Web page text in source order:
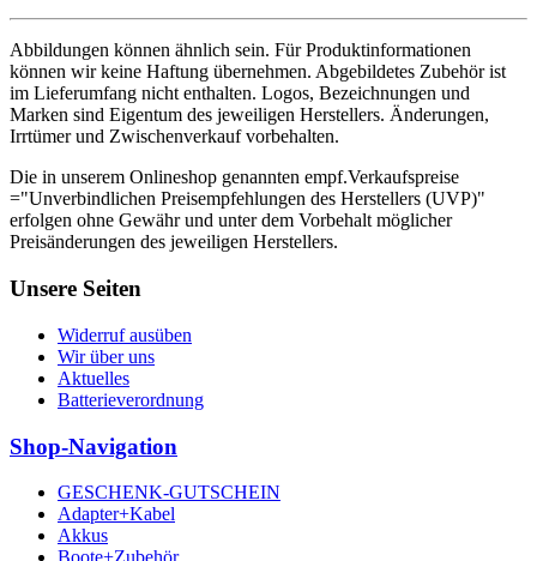
Abbildungen können ähnlich sein. Für Produktinformationen
können wir keine Haftung übernehmen. Abgebildetes Zubehör ist
im Lieferumfang nicht enthalten. Logos, Bezeichnungen und
Marken sind Eigentum des jeweiligen Herstellers. Änderungen,
Irrtümer und Zwischenverkauf vorbehalten.
Die in unserem Onlineshop genannten empf.Verkaufspreise
="Unverbindlichen Preisempfehlungen des Herstellers (UVP)"
erfolgen ohne Gewähr und unter dem Vorbehalt möglicher
Preisänderungen des jeweiligen Herstellers.
Unsere Seiten
Widerruf ausüben
Wir über uns
Aktuelles
Batterieverordnung
Shop-Navigation
GESCHENK-GUTSCHEIN
Adapter+Kabel
Akkus